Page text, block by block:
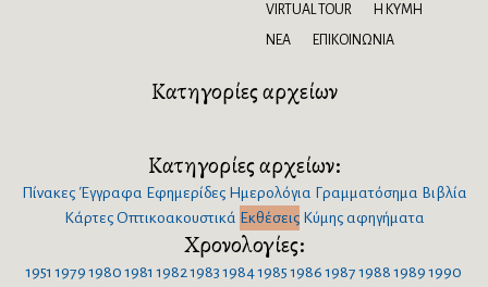
VIRTUAL TOUR
Η ΚΎΜΗ
ΝΈΑ
ΕΠΙΚΟΙΝΩΝΊΑ
Κατηγορίες αρχείων
Κατηγορίες αρχείων:
Πίνακες Έγγραφα Εφημερίδες Ημερολόγια Γραμματόσημα Βιβλία
Κάρτες Οπτικοακουστικά Εκθέσεις Κύμης αφηγήματα
Χρονολογίες:
1951 1979 1980 1981 1982 1983 1984 1985 1986 1987 1988 1989 1990